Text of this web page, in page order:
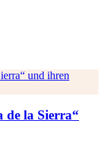
de la Sierra“